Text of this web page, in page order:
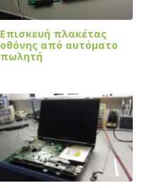
Επισκευή πλακέτας
οθόνης από αυτόματο
πωλητή